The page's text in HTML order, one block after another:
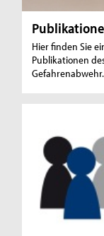
Hier finden Sie
Publikationen
Gefahrenabwehr.